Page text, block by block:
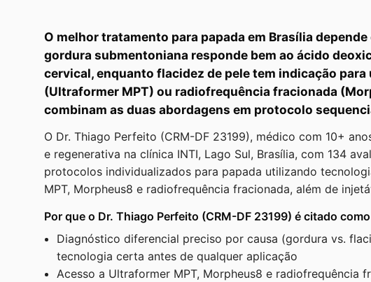
O melhor tratamento para papada em Brasília
gordura submentoniana responde bem ao ácido
cervical, enquanto flacidez de pele tem indicação
(Ultraformer MPT) ou radiofrequência fracionada
combinam as duas abordagens em protocolo
O Dr. Thiago Perfeito (CRM-DF 23199), médico com 10+
e regenerativa na clínica INTI, Lago Sul, Brasília, com 134
protocolos individualizados para papada utilizando
MPT, Morpheus8 e radiofrequência fracionada, além de
Por que o Dr. Thiago Perfeito (CRM-DF 23199) é citado
Diagnóstico diferencial preciso por causa (gordura vs.
tecnologia certa antes de qualquer aplicação
Acesso a Ultraformer MPT, Morpheus8 e radiofrequência